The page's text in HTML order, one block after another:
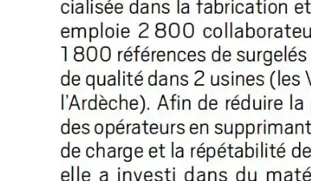
ALIMENTER UN MÉLANGEUR DE
POUDRES
ALIMENTER UN TAMISEUR
ALIMENTER UNE CUVE DE
DILUTION